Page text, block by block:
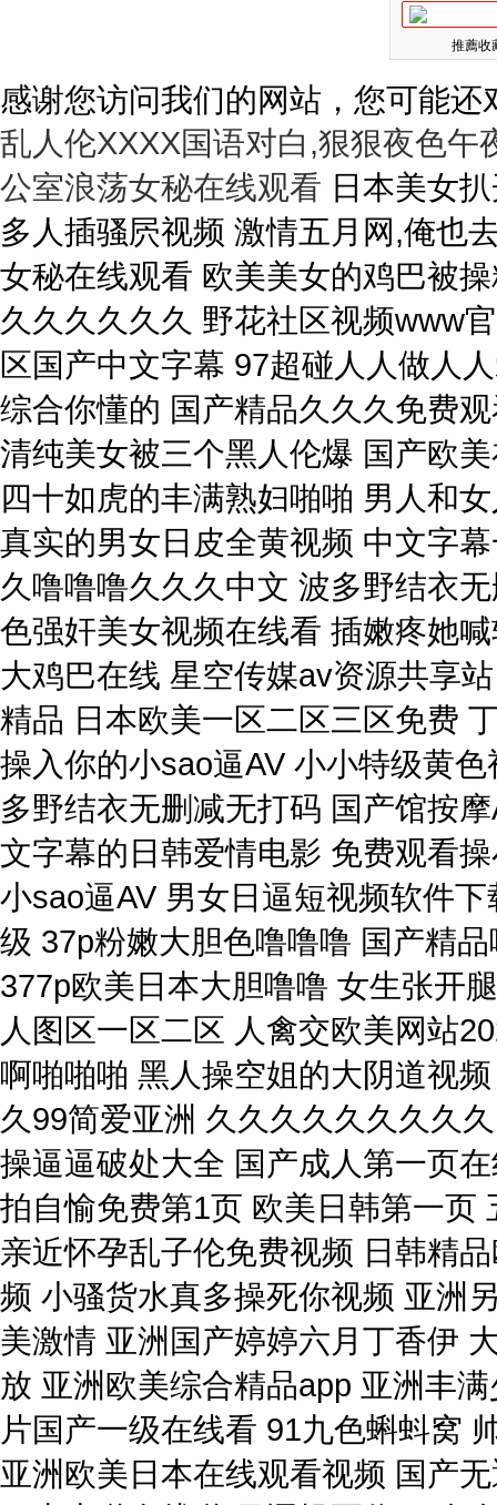
推薦收
感谢您访问我们的网站，您可能还
乱人伦XXXX国语对白,狠狠夜色
公室浪荡女秘在线观看 日本美女扒开逼逼让你操 国内精品自在自线在免费 多人插骚屄视频 激情五月网,俺也去淫淫 亚洲色av天天天天天天 办公室浪荡女秘在线观看 欧美美女的鸡巴被操精液 久久人妻视频3乱一二区 色婷婷精品久久久久久久 野花社区视频www官网 一区二区三区成人色影院 一区二区三区国产中文字幕 97超碰人人做人人爱欧美 干小姐视频网站 国产亚洲欧美色综合你懂的 国产精品久久久免费观看 把逼水操出来吃 四川妹子操BBw操BB 清纯美女被三个黑人伦爆 国产欧美在线一区二区三 国产精品爽爽久久久表情 四十如虎的丰满熟妇啪啪 男人和女人毛片免费真人 超碰大香蕉免费在线观看 真实的男女日皮全黄视频 中文字幕一区三区在线播放 大肉帮小穴视频 久久久噜噜噜久久久中文 波多野结衣无删减无打码 久久久久久久精品免费看 黄色强奸美女视频在线看 插嫩疼她喊软粉摸的视频 2020精品一区二区三区 AV大鸡巴在线 星空传媒av资源共享站 丝袜 亚洲 另类 欧美 久久乐国产综合亚洲精品 日本欧美一区二区三区免费 丁香五月天网站 亚洲无人区电影在线观看 操入你的小sao逼AV 小小特级黄色视频免费看 国产盗摄国产盗摄视频在线 波多野结衣无删减无打码 国产馆按摩A∨在线播放 美国夜色男女日老女人比 中文字幕的日韩爱情电影 免费观看操小逼 光棍影院一区二区三区四 操入你的小sao逼AV 男女日逼短视频软件下载 丁香五月天网站 伊人久久大线蕉香港三级 37p粉嫩大胆色噜噜噜 国产精品啪啪啪免费观看 女人大浪逼操女人小嫩逼 377p欧美日本大胆噜噜 女生张开腿给男生捅视频 欧美日韩第一页 亚洲成女人图区一区二区 人禽交欧美网站2020 亚洲成av一区二区三区 91网站嗯嗯啊啊啪啪啪 黑人操空姐的大阴道视频 亚洲欧美日韩国产精品一区 国产精品久久99简爱亚洲 久久久久久久久久久网站 久久综合日韩精品色亚洲 欧美美女操逼逼破处大全 国产成人第一页在线视频 大香蕉视频这里只有精品 国产愉拍自愉免费第1页 欧美日韩第一页 五十路六十路七十路熟妇 免费看无码片A 亲近怀孕乱子伦免费视频 日韩精品欧美在线视频在线 淫叫大鸡巴束缚挣扎视频 小骚货水真多操死你视频 亚洲另类图片小说综合网 日本一区二区三区欧美激情 亚洲国产婷婷六月丁香伊 大鸡巴好棒骚穴想要视频 蜜臀avxxx在线播放 亚洲欧美综合精品app 亚洲丰满少妇xxxxx 女人大浪逼操女人小嫩逼 AV黄片国产一级在线看 91九色蝌蚪窝 帅哥男女操网站 嗯～啊～被弄到高潮视频 亚洲欧美日本在线观看视频 国产无遮挡又爽免费视频 亚州**色毛片免费观看 一本大道在线道 日逼操死你av 久久精品国产波多野结衣 白丝丝袜美美女被躁AV 日本不卡色视频在线观看 白白色免费视频 拔丝袜网址丢了 久久99精品综合国产女同 精品国产亚洲一区二区三区 久久久精品亚洲白浆无码 日本禁区一区二区三区四区 成 人 色综合 综合网站 大鸡巴操B网站 国内91三级片 免费看操逼黄片 青娱乐在线经典 日韩成人性视频在线观看 久久久久精品人妻al黑 屄高潮视频小妹 2020亚洲欧美天堂网 亚洲男人av天堂男人社区 日本免费一区久久人人澡 吃胸揉胸膜下刺激的视频 任我爽精品视频在线播放 操五十岁女人操视频看看 日逼操死你av 欧美人妻免费看一区二区 好大好硬好粗好深的视频 营口地区92号汽油价格 老妇女内射国语对白九色 日韩欧美午夜福利在线观看 死人操逼女人操 久久噜国产精品拍拍拍拍 国产欧美日韩久久综合精品 亚洲国产一区二区三区久久 日韩国产一区二区麻豆欧美 美女被操逼黄色网站觀看 亚洲乱码中文字幕在线观看 日韩高清不卡免费一区二区 1000部精品久久久久久 中国男生操美丽御姐鸡巴 激情综合网 黄色成人网 男人日女人逼视频和图片 操逼大鸡巴操逼操进逼里 高清性三级交视频在线观看 亚洲精久久一区二区三区 爆操美女的软件在线观看 日操小美女的骚逼 视频 69色视频日韩在线视频 99精品中文字幕久久久 国产精品欧美日韩区二区 久久婷综合五月天啪网夜 操美女小逼视频 夜雨直播nba 就去色自拍偷拍亚洲色图 男人草女人资源电影免费 美利坚合众国 亚洲色图 爱鲁鲁在线视频免费观看 在线一区二区三区高清视频 免费观看操小逼 欧美特黄一级片久久久久 宅宅少妇无码 黄色一级视频网 亚洲中文字幕无码手机版 国产成人无码a区在线观 艳妇乳肉豪妇荡乳XXX 黄色伦理片一区二区三区 无码成a∧人片在线播放 一区二区三区四自拍偷拍 久久久高清一区二区三区 色哟哟网站在线免费观看 H精品视频在线观看不卡 日本久久综合久久鬼色g 日韩高清在线一区二区三区 性爱a片高清无码免费看 超碰香蕉人人网99精品 日本三级限岛国在线观看 狠狠的干性视频 色av一区二区三区四区 大鸡巴操屄黄片 很污很黄的网站在线观看 免费摸男生的ww的视频 大鸡吧操逼软件 在线视频高清屄屄屄屄屄 在线播放免费黄片亚洲区 一级欧美黄片欧美一级黄片 色老板在线精品免费视频 东北老熟妇啪啪露脸视频 999精品成人无码视频 天天干天天操天天爽av 看国产大鸡巴操美女骚逼 久久亚洲国产成